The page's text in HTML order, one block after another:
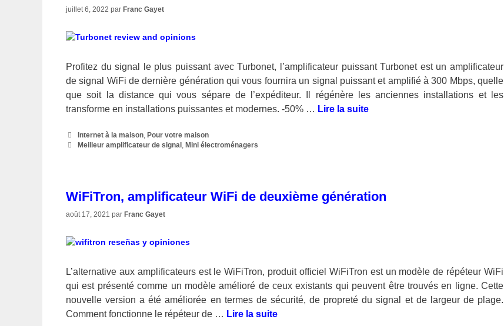
juillet 6, 2022 par Franc Gayet
Profitez du signal le plus puissant avec Turbonet, l’amplificateur puissant Turbonet est un amplificateur
de signal WiFi de dernière génération qui vous fournira un signal puissant et amplifié à 300 Mbps, quelle
que soit la distance qui vous sépare de l’expéditeur. Il régénère les anciennes installations et les
transforme en installations puissantes et modernes. -50% … Lire la suite
Catégories
Internet à la maison,Pour votre maison
Étiquettes
Meilleur amplificateur de signal,Mini électroménagers
WiFiTron, amplificateur WiFi de deuxième génération
août 17, 2021 par Franc Gayet
L’alternative aux amplificateurs est le WiFiTron, produit officiel WiFiTron est un modèle de répéteur WiFi
qui est présenté comme un modèle amélioré de ceux existants qui peuvent être trouvés en ligne. Cette
nouvelle version a été améliorée en termes de sécurité, de propreté du signal et de largeur de plage.
Comment fonctionne le répéteur de … Lire la suite